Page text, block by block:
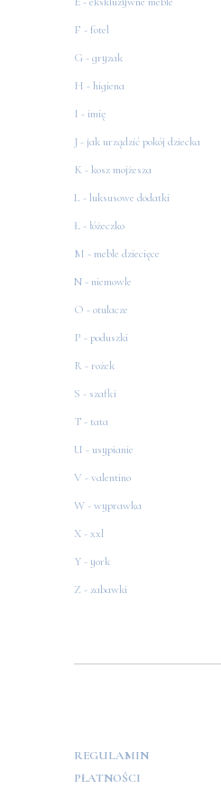
F - fotel
G - gryzak
H - higiena
I - imię
J - jak urządzić pokój dziecka
K - kosz mojżesza
L - luksusowe dodatki
Ł - łóżeczko
M - meble dziecięce
N - niemowle
O - otulacze
P - poduszki
R - rożek
S - szafki
T - tata
U - usypianie
V - valentino
W - wyprawka
X - xxl
Y - york
Z - zabawki
REGULAMIN
PŁATNOŚCI